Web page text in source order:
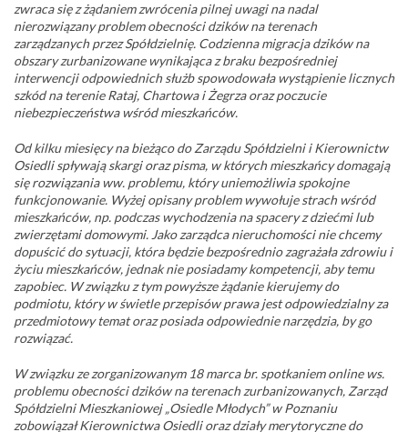
zwraca się z żądaniem zwrócenia pilnej uwagi na nadal
nierozwiązany problem obecności dzików na terenach
zarządzanych przez Spółdzielnię. Codzienna migracja dzików na
obszary zurbanizowane wynikająca z braku bezpośredniej
interwencji odpowiednich służb spowodowała wystąpienie licznych
szkód na terenie Rataj, Chartowa i Żegrza oraz poczucie
niebezpieczeństwa wśród mieszkańców.
Od kilku miesięcy na bieżąco do Zarządu Spółdzielni i Kierownictw
Osiedli spływają skargi oraz pisma, w których mieszkańcy domagają
się rozwiązania ww. problemu, który uniemożliwia spokojne
funkcjonowanie. Wyżej opisany problem wywołuje strach wśród
mieszkańców, np. podczas wychodzenia na spacery z dziećmi lub
zwierzętami domowymi. Jako zarządca nieruchomości nie chcemy
dopuścić do sytuacji, która będzie bezpośrednio zagrażała zdrowiui
życiu mieszkańców, jednak nie posiadamy kompetencji, aby temu
zapobiec. W związku z tym powyższe żądanie kierujemy do
podmiotu, który w świetle przepisów prawa jest odpowiedzialny za
przedmiotowy temat oraz posiada odpowiednie narzędzia, by go
rozwiązać.
W związku ze zorganizowanym 18 marca br. spotkaniem online ws.
problemu obecności dzików na terenach zurbanizowanych, Zarząd
Spółdzielni Mieszkaniowej „Osiedle Młodych” w Poznaniu
zobowiązał Kierownictwa Osiedli oraz działy merytoryczne do